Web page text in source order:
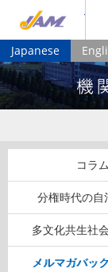
Japanese
コラム
分権時代の自
多文化共生社
メルマガバッ